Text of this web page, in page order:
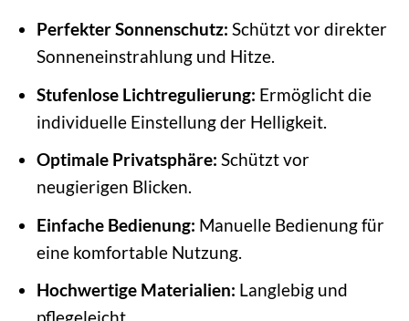
Perfekter Sonnenschutz: Schützt vor direkter
Sonneneinstrahlung und Hitze.
Stufenlose Lichtregulierung: Ermöglicht die
individuelle Einstellung der Helligkeit.
Optimale Privatsphäre: Schützt vor
neugierigen Blicken.
Einfache Bedienung: Manuelle Bedienung für
eine komfortable Nutzung.
Hochwertige Materialien: Langlebig und